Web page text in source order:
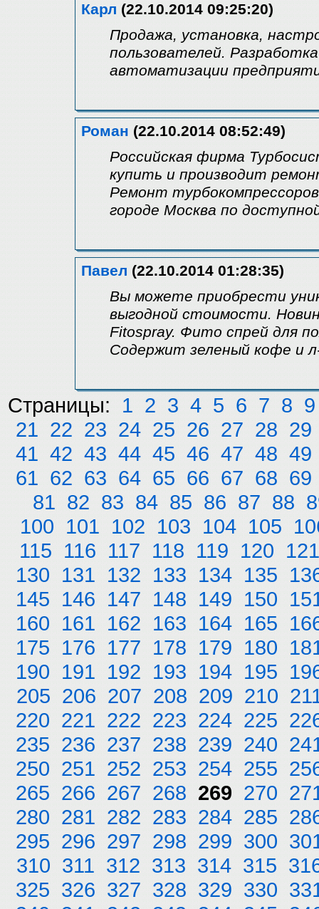
Карл (22.10.2014 09:25:20)
Продажа, установка,
пользователей.
автоматизации
Роман (22.10.2014 08:52:49)
Российская фирма
купить и производит
Ремонт
городе Москва по
Павел (22.10.2014 01:28:35)
Вы можете приобрести
выгодной стоимости.
Fitospray. Фито спрей для
Содержит зеленый кофе и
Страницы: 1 2 3 4 5 6 7 8 9
21 22 23 24 25 26 27 28 29
41 42 43 44 45 46 47 48 49
61 62 63 64 65 66 67 68 69
81 82 83 84 85 86 87 88
100 101 102 103 104 105
115 116 117 118 119 120 121
130 131 132 133 134 135
145 146 147 148 149 150
160 161 162 163 164 165
175 176 177 178 179 180
190 191 192 193 194 195
205 206 207 208 209 210
220 221 222 223 224 225
235 236 237 238 239 240
250 251 252 253 254 255
265 266 267 268 269 270
280 281 282 283 284 285
295 296 297 298 299 300
310 311 312 313 314 315
325 326 327 328 329 330